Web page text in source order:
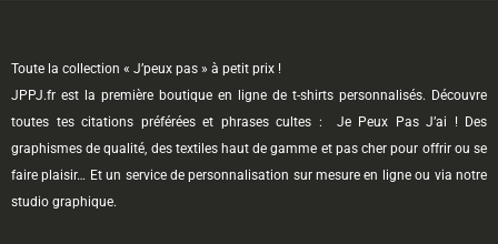
Toute la collection « J’peux pas » à petit prix !
JPPJ.fr est la première boutique en ligne de t-shirts personnalisés. Découvre
toutes tes citations préférées et phrases cultes : Je Peux Pas J’ai ! Des
graphismes de qualité, des textiles haut de gamme et pas cher pour offrir ou se
faire plaisir… Et un service de personnalisation sur mesure en ligne ou via notre
studio graphique.